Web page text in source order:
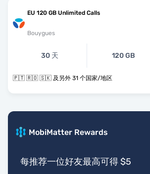
EU 120 GB Unlimited Calls
Bouygues
30 天 120 GB
🇵🇹 🇷🇴 🇸🇰 及另外 31 个国家/地区
MobiMatter Rewards
每推荐一位好友最高可得 $5